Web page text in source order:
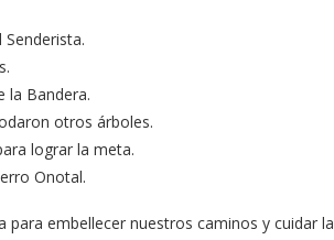
la Bandera.
otros árboles.
lograr la meta.
Onotal.
embellecer nuestros caminos y cuidar la